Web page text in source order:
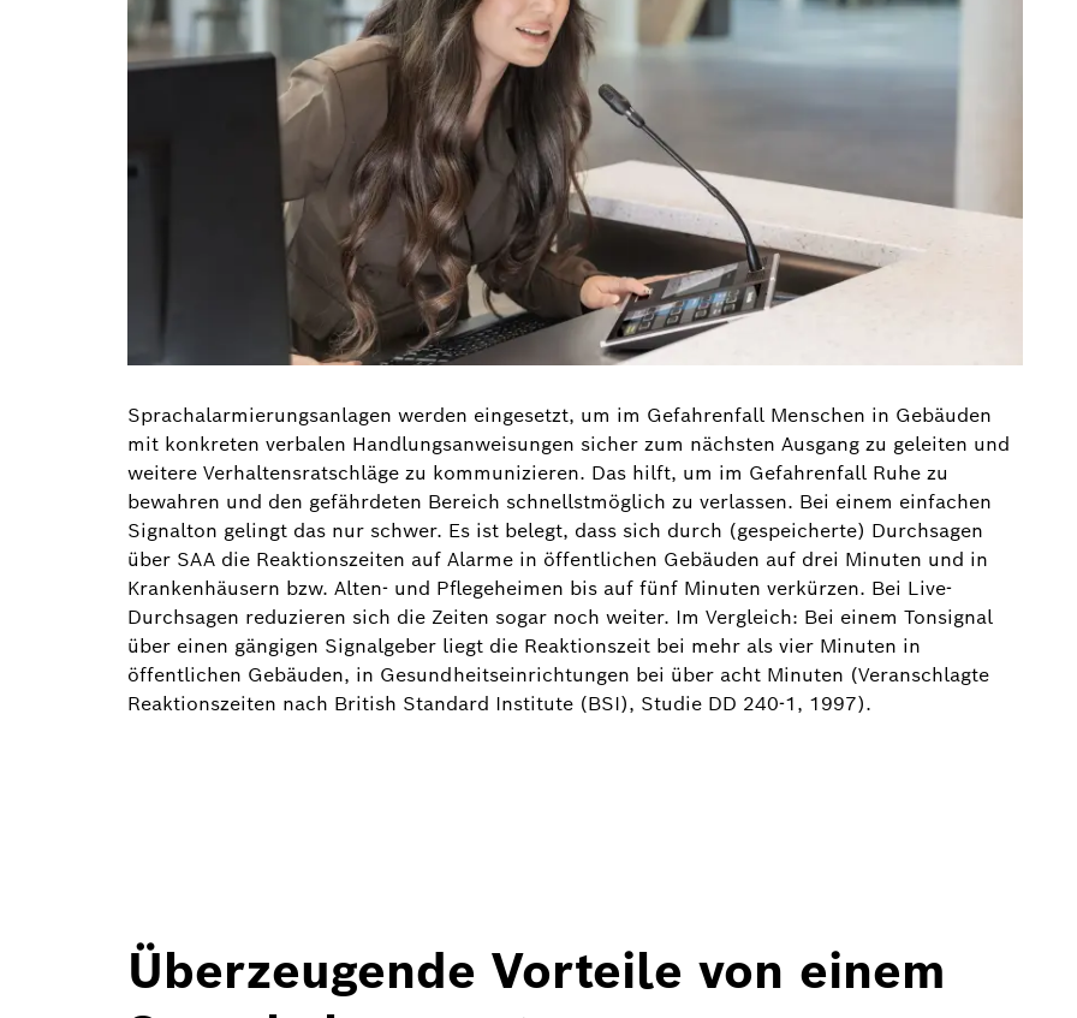
Sprachalarmierungsanlagen werden eingesetzt, um im Gefahrenfall Menschen in Gebäuden
mit konkreten verbalen Handlungsanweisungen sicher zum nächsten Ausgang zu geleiten und
weitere Verhaltensratschläge zu kommunizieren. Das hilft, um im Gefahrenfall Ruhe zu
bewahren und den gefährdeten Bereich schnellstmöglich zu verlassen. Bei einem einfachen
Signalton gelingt das nur schwer. Es ist belegt, dass sich durch (gespeicherte) Durchsagen
über SAA die Reaktionszeiten auf Alarme in öffentlichen Gebäuden auf drei Minuten und in
Krankenhäusern bzw. Alten- und Pflegeheimen bis auf fünf Minuten verkürzen. Bei Live-
Durchsagen reduzieren sich die Zeiten sogar noch weiter. Im Vergleich: Bei einem Tonsignal
über einen gängigen Signalgeber liegt die Reaktionszeit bei mehr als vier Minuten in
öffentlichen Gebäuden, in Gesundheitseinrichtungen bei über acht Minuten (Veranschlagte
Reaktionszeiten nach British Standard Institute (BSI), Studie DD 240-1, 1997).
Überzeugende Vorteile von einem